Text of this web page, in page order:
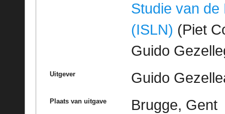
Studie van de
(ISLN) (Piet
Guido
Uitgever Guido
Plaats van uitgave Brugge, Gent